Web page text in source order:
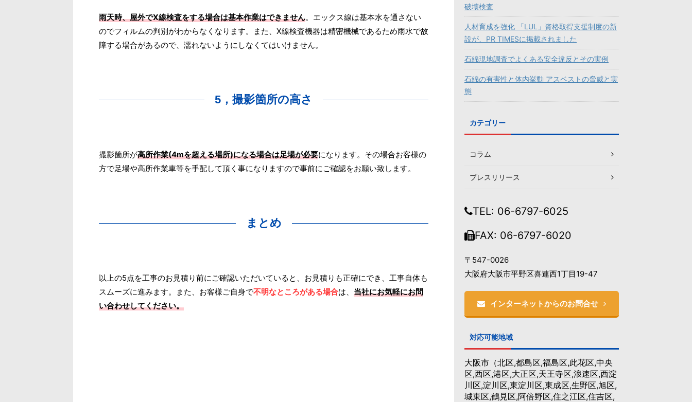
雨天時、屋外でX線検査をする場合は基本作業はできません。エックス線は基本水を通さない
のでフィルムの判別がわからなくなります。また、X線検査機器は精密機械であるため雨水で故
障する場合があるので、濡れないようにしなくてはいけません。
5，撮影箇所の高さ
撮影箇所が高所作業(4mを超える場所)になる場合は足場が必要になります。その場合お客様の
方で足場や高所作業車等を手配して頂く事になりますので事前にご確認をお願い致します。
まとめ
以上の5点を工事のお見積り前にご確認いただいていると、お見積りも正確にでき、工事自体も
スムーズに進みます。また、お客様ご自身で不明なところがある場合は、 当社にお気軽にお問
い合わせしてください。
破壊検査
人材育成を強化 「LUL」資格取得支援制度の新
設が、PR TIMESに掲載されました
石綿現地調査でよくある安全違反とその実例
石綿の有害性と体内挙動 アスベストの脅威と実
態
カテゴリー
コラム
プレスリリース
TEL: 06-6797-6025
FAX: 06-6797-6020
〒547-0026
大阪府大阪市平野区喜連西1丁目19-47
インターネットからのお問合せ
対応可能地域
大阪市（北区,都島区,福島区,此花区,中央
区,西区,港区,大正区,天王寺区,浪速区,西淀
川区,淀川区,東淀川区,東成区,生野区,旭区,
城東区,鶴見区,阿倍野区,住之江区,住吉区,